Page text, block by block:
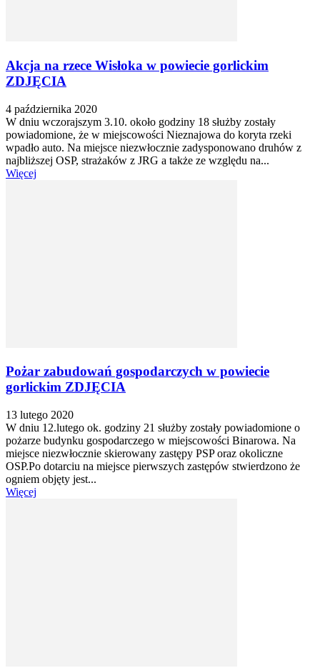
Akcja na rzece Wisłoka w powiecie gorlickim
ZDJĘCIA
4 października 2020
W dniu wczorajszym 3.10. około godziny 18 służby zostały
powiadomione, że w miejscowości Nieznajowa do koryta rzeki
wpadło auto. Na miejsce niezwłocznie zadysponowano druhów z
najbliższej OSP, strażaków z JRG a także ze względu na...
Więcej
Pożar zabudowań gospodarczych w powiecie
gorlickim ZDJĘCIA
13 lutego 2020
W dniu 12.lutego ok. godziny 21 służby zostały powiadomione o
pożarze budynku gospodarczego w miejscowości Binarowa. Na
miejsce niezwłocznie skierowany zastępy PSP oraz okoliczne
OSP.Po dotarciu na miejsce pierwszych zastępów stwierdzono że
ogniem objęty jest...
Więcej